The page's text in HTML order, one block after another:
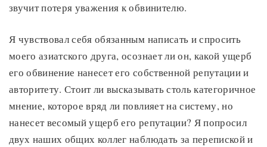
звучит потеря уважения к обвинителю.
Я чувствовал себя обязанным написать и спросить
моего азиатского друга, осознает ли он, какой ущерб
его обвинение нанесет его собственной репутации и
авторитету. Стоит ли высказывать столь категоричное
мнение, которое вряд ли повлияет на систему, но
нанесет весомый ущерб его репутации? Я попросил
двух наших общих коллег наблюдать за перепиской и